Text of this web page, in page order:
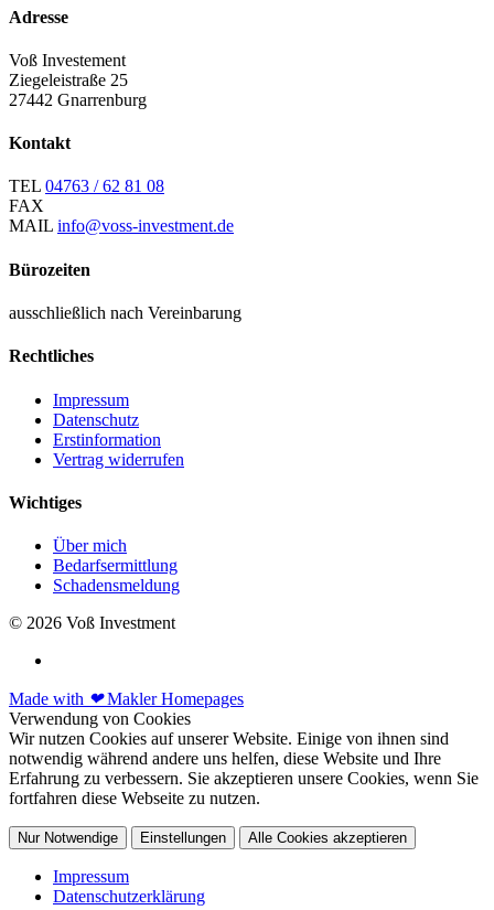
Adresse
Voß Investement
Ziegeleistraße 25
27442 Gnarrenburg
Kontakt
TEL 04763 / 62 81 08
FAX
MAIL info@voss-investment.de
Bürozeiten
ausschließlich nach Vereinbarung
Rechtliches
Impressum
Datenschutz
Erstinformation
Vertrag widerrufen
Wichtiges
Über mich
Bedarfsermittlung
Schadensmeldung
© 2026 Voß Investment
Made with ❤Makler Homepages
Verwendung von Cookies
Wir nutzen Cookies auf unserer Website. Einige von ihnen sind
notwendig während andere uns helfen, diese Website und Ihre
Erfahrung zu verbessern. Sie akzeptieren unsere Cookies, wenn Sie
fortfahren diese Webseite zu nutzen.
Nur Notwendige Einstellungen Alle Cookies akzeptieren
Impressum
Datenschutzerklärung